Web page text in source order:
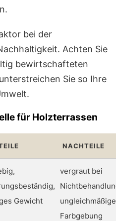
bei der
Achten Sie
bewirtschafteten
Sie so Ihre
für Holzterrassen
NACHTEILE
Gewicht
vergraut bei
ungleichmäßige
Farbgebung